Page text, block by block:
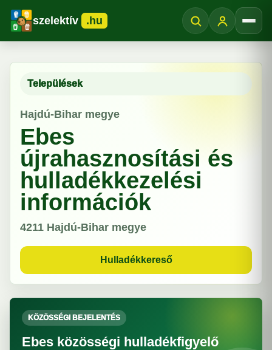
szelektív .hu
Települések
Hajdú-Bihar megye
Ebes
újrahasznosítási és
hulladékkezelési
információk
4211 Hajdú-Bihar megye
Hulladékkereső
KÖZÖSSÉGI BEJELENTÉS
Ebes közösségi hulladékfigyelő